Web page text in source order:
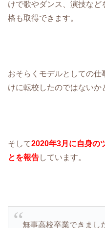
けで歌やダンス、演技な
格も取得できます。
おそらくモデルとしての
けに転校したのではないか
そして2020年3月に自身の
とを報告しています。
無事高校卒業できま